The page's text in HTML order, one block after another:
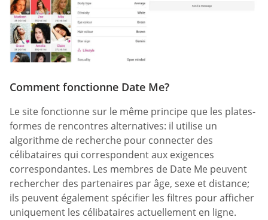
Comment fonctionne Date Me?
Le site fonctionne sur le même principe que les plates-
formes de rencontres alternatives: il utilise un
algorithme de recherche pour connecter des
célibataires qui correspondent aux exigences
correspondantes. Les membres de Date Me peuvent
rechercher des partenaires par âge, sexe et distance;
ils peuvent également spécifier les filtres pour afficher
uniquement les célibataires actuellement en ligne.